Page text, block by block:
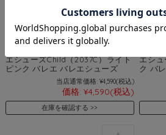
エシューズChild（2037C）ライト
ピンク バレエ バレエシューズ
当店通常価格: ¥4,590(税込)
価格: ¥4,590(税込)
在庫を確認する
エシ
ク バ